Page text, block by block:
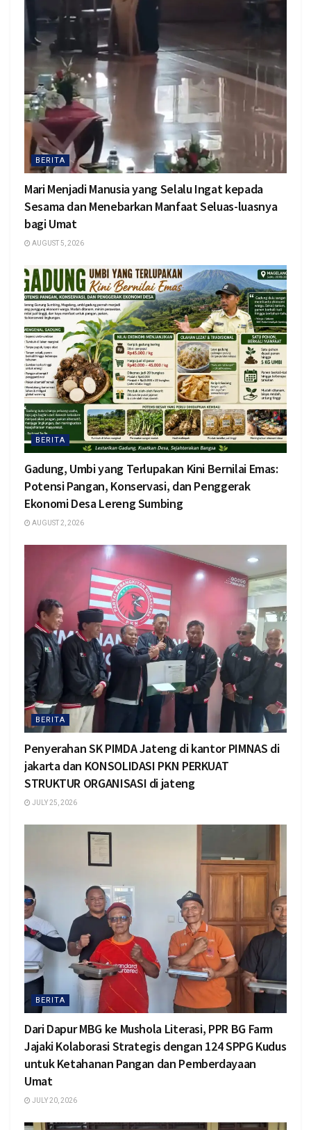
BERITA
Mari Menjadi Manusia yang Selalu Ingat kepada
Sesama dan Menebarkan Manfaat Seluas-luasnya
bagi Umat
AUGUST 5, 2026
BERITA
Gadung, Umbi yang Terlupakan Kini Bernilai Emas:
Potensi Pangan, Konservasi, dan Penggerak
Ekonomi Desa Lereng Sumbing
AUGUST 2, 2026
BERITA
Penyerahan SK PIMDA Jateng di kantor PIMNAS di
jakarta dan KONSOLIDASI PKN PERKUAT
STRUKTUR ORGANISASI di jateng
JULY 25, 2026
BERITA
Dari Dapur MBG ke Mushola Literasi, PPR BG Farm
Jajaki Kolaborasi Strategis dengan 124 SPPG Kudus
untuk Ketahanan Pangan dan Pemberdayaan
Umat
JULY 20, 2026